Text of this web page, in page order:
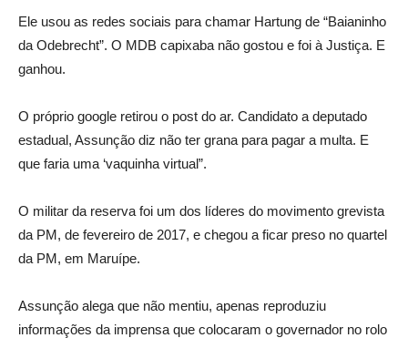
Ele usou as redes sociais para chamar Hartung de “Baianinho
da Odebrecht”. O MDB capixaba não gostou e foi à Justiça. E
ganhou.
O próprio google retirou o post do ar. Candidato a deputado
estadual, Assunção diz não ter grana para pagar a multa. E
que faria uma ‘vaquinha virtual”.
O militar da reserva foi um dos líderes do movimento grevista
da PM, de fevereiro de 2017, e chegou a ficar preso no quartel
da PM, em Maruípe.
Assunção alega que não mentiu, apenas reproduziu
informações da imprensa que colocaram o governador no rolo